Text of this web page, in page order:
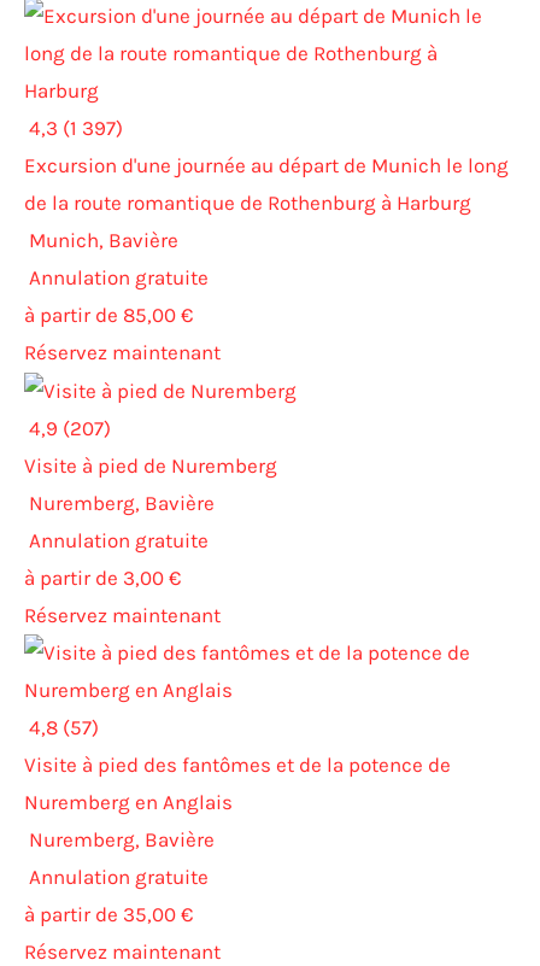
4,3 (1 397)
Excursion d'une journée au départ de Munich le long
de la route romantique de Rothenburg à Harburg
Munich, Bavière
Annulation gratuite
à partir de 85,00 €
Réservez maintenant
4,9 (207)
Visite à pied de Nuremberg
Nuremberg, Bavière
Annulation gratuite
à partir de 3,00 €
Réservez maintenant
4,8 (57)
Visite à pied des fantômes et de la potence de
Nuremberg en Anglais
Nuremberg, Bavière
Annulation gratuite
à partir de 35,00 €
Réservez maintenant